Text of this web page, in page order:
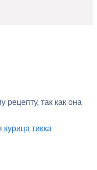
рецепту, так как она
курица тикка